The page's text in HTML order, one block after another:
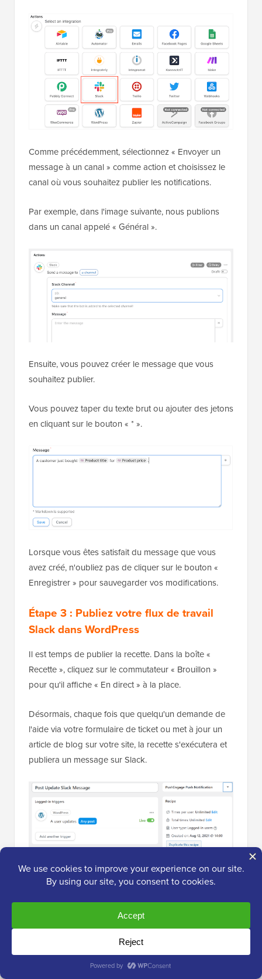
Comme précédemment, sélectionnez « Envoyer un
message à un canal » comme action et choisissez le
canal où vous souhaitez publier les notifications.
Par exemple, dans l'image suivante, nous publions
dans un canal appelé « Général ».
Ensuite, vous pouvez créer le message que vous
souhaitez publier.
Vous pouvez taper du texte brut ou ajouter des jetons
en cliquant sur le bouton « * ».
Lorsque vous êtes satisfait du message que vous
avez créé, n'oubliez pas de cliquer sur le bouton «
Enregistrer » pour sauvegarder vos modifications.
Étape 3 : Publiez votre flux de travail
Slack dans WordPress
Il est temps de publier la recette. Dans la boîte «
Recette », cliquez sur le commutateur « Brouillon »
pour qu'il affiche « En direct » à la place.
Désormais, chaque fois que quelqu'un demande de
l'aide via votre formulaire de ticket ou met à jour un
article de blog sur votre site, la recette s'exécutera et
publiera un message sur Slack.
Conseils bonus : Améliorer la
communication d'équipe au-delà de
Bien que l'intégration de Slack avec WordPress soit